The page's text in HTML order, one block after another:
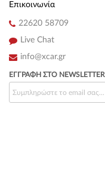
Επικοινωνία
22620 58709
Live Chat
info@xcar.gr
ΕΓΓΡΑΦΉ ΣΤΟ NEWSLETTER